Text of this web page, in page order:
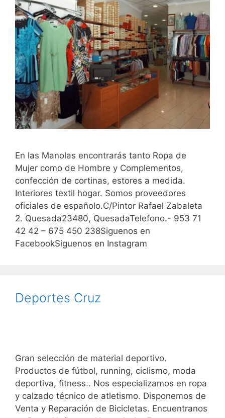
En las Manolas encontrarás tanto Ropa de
Mujer como de Hombre y Complementos,
confección de cortinas, estores a medida.
Interiores textil hogar. Somos proveedores
oficiales de españolo.C/Pintor Rafael Zabaleta
2. Quesada23480, QuesadaTelefono.- 953 71
42 42 – 675 450 238Siguenos en
FacebookSiguenos en Instagram
Deportes Cruz
Gran selección de material deportivo.
Productos de fútbol, running, ciclismo, moda
deportiva, fitness.. Nos especializamos en ropa
y calzado técnico de atletismo. Disponemos de
Venta y Reparación de Bicicletas. Encuentranos